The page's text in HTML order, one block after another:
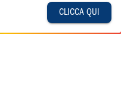
CLICCA QUI